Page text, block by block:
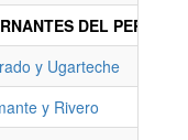
DEL PERÚ
y Ugarteche
y Rivero